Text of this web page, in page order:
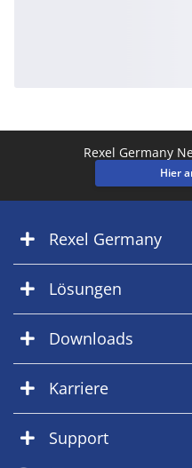
Rexel Germany
Hier
Rexel Germany
Lösungen
Downloads
Karriere
Support